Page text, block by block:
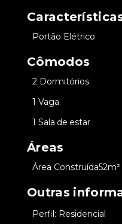
Portão Elétrico
Cômodos
2 Dormitórios
1 Vaga
1 Sala de estar
Áreas
Área Construída52m²
Outras
Perfil: Residencial